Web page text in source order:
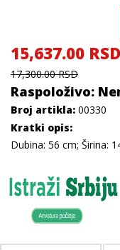
15,637.00 RSD
17,300.00 RSD
Raspoloživo:
Broj artikla: 00330
Kratki opis:
Dubina: 56 cm; Širina: